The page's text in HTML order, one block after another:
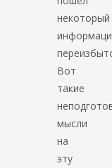
некоторый
Вот
такие
мысли
на
эту